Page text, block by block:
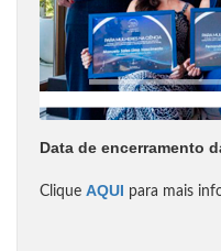
Data de encerramento
Clique AQUI para mais